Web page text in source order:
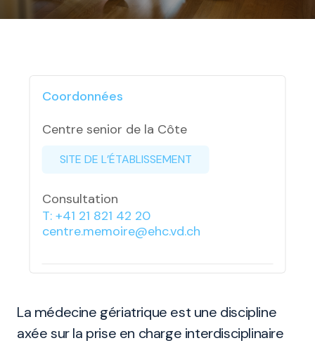
La médecine gériatrique est une discipline
axée sur la prise en charge interdisciplinaire
Coordonnées
Centre senior de la Côte
SITE DE L’ÉTABLISSEMENT
Consultation
T: +41 21 821 42 20
centre.memoire@ehc.vd.ch